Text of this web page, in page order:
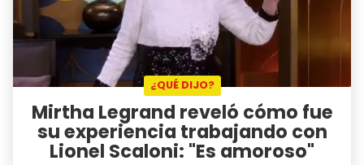
¿QUÉ DIJO?
Mirtha Legrand reveló cómo fue
su experiencia trabajando con
Lionel Scaloni: "Es amoroso"